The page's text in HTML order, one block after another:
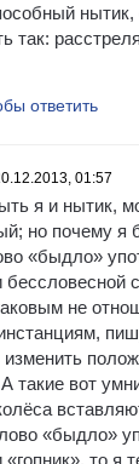
так:
ответить
01:57
я и нытик,
но почему я
«быдло»
бессловесной
не
А такие вот
«быдло»